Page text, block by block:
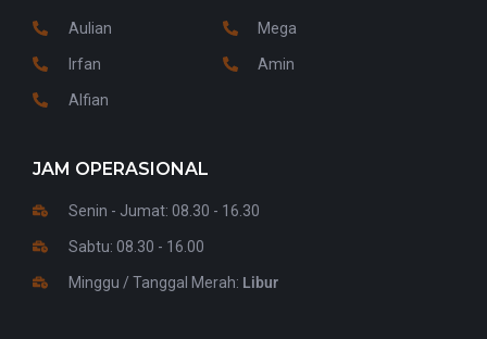
Aulian
Irfan
Alfian
Mega
Amin
JAM OPERASIONAL
Senin - Jumat: 08.30 - 16.30
Sabtu: 08.30 - 16.00
Minggu / Tanggal Merah: Libur